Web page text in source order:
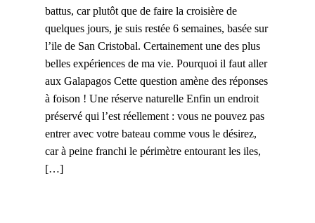
battus, car plutôt que de faire la croisière de
quelques jours, je suis restée 6 semaines, basée sur
l’ile de San Cristobal. Certainement une des plus
belles expériences de ma vie. Pourquoi il faut aller
aux Galapagos Cette question amène des réponses
à foison ! Une réserve naturelle Enfin un endroit
préservé qui l’est réellement : vous ne pouvez pas
entrer avec votre bateau comme vous le désirez,
car à peine franchi le périmètre entourant les iles,
[…]